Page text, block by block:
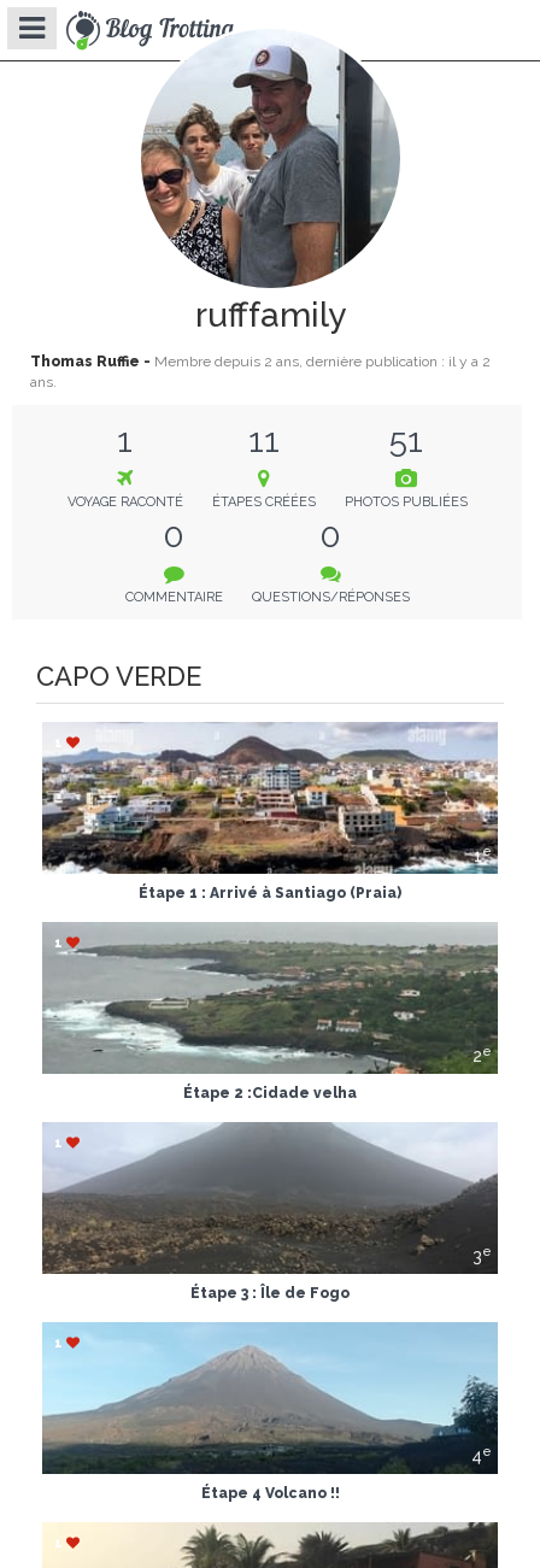
rufffamily
Thomas Ruffie - Membre depuis 2 ans, dernière publication : il y a 2
ans.
1
VOYAGE RACONTÉ
11
ÉTAPES CRÉÉES
51
PHOTOS PUBLIÉES
0
COMMENTAIRE
0
QUESTIONS/RÉPONSES
CAPO VERDE
1e
Étape 1 : Arrivé à Santiago (Praia)
2e
1
Étape 2 :Cidade velha
3e
1
Étape 3 : Île de Fogo
4e
1
Étape 4 Volcano !!
1